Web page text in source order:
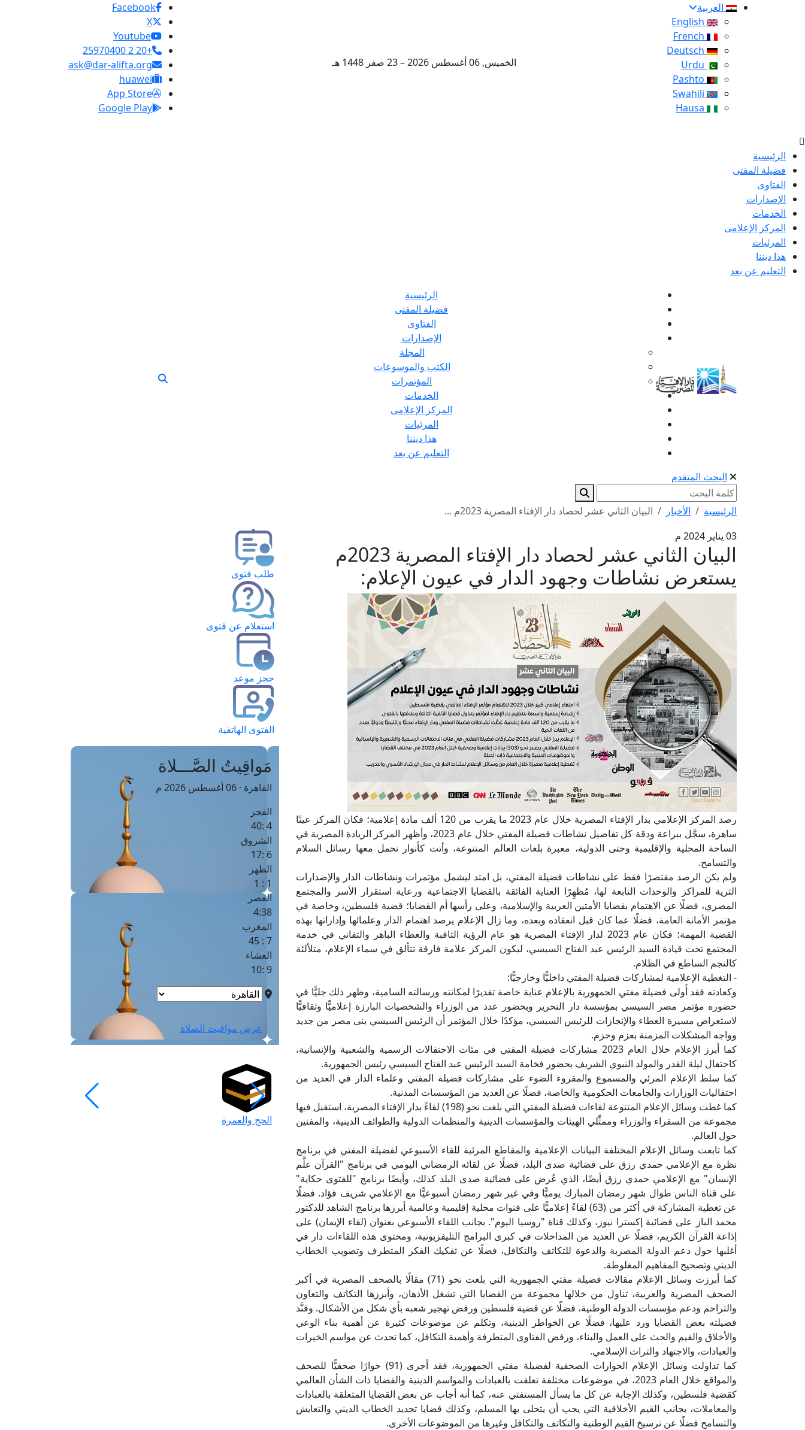
العربية
الخميس, 06 أغسطس 2026 – 23 صفر 1448 هـ
Facebook
X
Youtube
+20 2 25970400
ask@dar-alifta.org
huawei
App Store
Google Play
الرئيسية
فضيلة المفتى
الفتاوى
الإصدارات
الخدمات
المركز الإعلامى
المرئيات
هذا ديننا
التعليم عن بعد
الرئيسية
فضيلة المفتى
الفتاوى
الإصدارات
المجلة
الكتب والموسوعات
المؤتمرات
الخدمات
المركز الإعلامى
المرئيات
هذا ديننا
التعليم عن بعد
البحث المتقدم
الرئيسية الأخبار
البيان الثاني عشر لحصاد دار الإفتاء المصرية 2023م ...
03 يناير 2024 م
البيان الثاني عشر لحصاد دار الإفتاء المصرية 2023م
يستعرض نشاطات وجهود الدار في عيون الإعلام:
رصد المركز الإعلامي بدار الإفتاء المصرية خلال عام 2023 ما يقرب من 120 ألف مادة إعلامية؛ فكان المركز عينًا
ساهرة، سجَّل ببراعة ودقة كل تفاصيل نشاطات فضيلة المفتي خلال عام 2023، وأظهر المركز الريادة المصرية في
الساحة المحلية والإقليمية وحتى الدولية، معبرة بلغات العالم المتنوعة، وأتت كأنوار تحمل معها رسائل السلام
والتسامح.
ولم يكن الرصد مقتصرًا فقط على نشاطات فضيلة المفتي، بل امتد ليشمل مؤتمرات ونشاطات الدار والإصدارات
الثرية للمراكز والوحدات التابعة لها، مُظهِرًا العناية الفائقة بالقضايا الاجتماعية ورعاية استقرار الأسر والمجتمع
المصري، فضلًا عن الاهتمام بقضايا الأمتين العربية والإسلامية، وعلى رأسها أم القضايا؛ قضية فلسطين، وخاصة في
مؤتمر الأمانة العامة، فضلًا عما كان قبل انعقاده وبعده، وما زال الإعلام يرصد اهتمام الدار وعلمائها وإداراتها بهذه
القضية المهمة؛ فكان عام 2023 لدار الإفتاء المصرية هو عام الرؤية الثاقبة والعطاء الباهر والتفاني في خدمة
المجتمع تحت قيادة السيد الرئيس عبد الفتاح السيسي، ليكون المركز علامة فارقة تتألق في سماء الإعلام، متلألئة
كالنجم الساطع في الظلام.
- التغطية الإعلامية لمشاركات فضيلة المفتي داخليًّا وخارجيًّا:
وكعادته فقد أَولى فضيلة مفتي الجمهورية بالإعلام عناية خاصة تقديرًا لمكانته ورسالته السامية، وظهر ذلك جليًّا في
حضوره مؤتمر مصر السيسي بمؤسسة دار التحرير وبحضور عدد من الوزراء والشخصيات البارزة إعلاميًّا وثقافيًّا
لاستعراض مسيرة العطاء والإنجازات للرئيس السيسي، مؤكدًا خلال المؤتمر أن الرئيس السيسي بنى مصر من جديد
وواجه المشكلات المزمنة بعزم وحزم.
كما أبرز الإعلام خلال العام 2023 مشاركات فضيلة المفتي في مئات الاحتفالات الرسمية والشعبية والإنسانية،
كاحتفال ليلة القدر والمولد النبوي الشريف بحضور فخامة السيد الرئيس عبد الفتاح السيسي رئيس الجمهورية.
كما سلط الإعلام المرئي والمسموع والمقروء الضوء على مشاركات فضيلة المفتي وعلماء الدار في العديد من
احتفاليات الوزارات والجامعات الحكومية والخاصة، فضلًا عن العديد من المؤسسات المدنية.
كما غطت وسائل الإعلام المتنوعة لقاءات فضيلة المفتي التي بلغت نحو (198) لقاءً بدار الإفتاء المصرية، استقبل فيها
مجموعة من السفراء والوزراء وممثِّلي الهيئات والمؤسسات الدينية والمنظمات الدولية والطوائف الدينية، والمفتين
حول العالم.
كما تابعت وسائل الإعلام المختلفة البيانات الإعلامية والمقاطع المرئية للقاء الأسبوعي لفضيلة المفتي في برنامج
نظرة مع الإعلامي حمدي رزق على فضائية صدى البلد، فضلًا عن لقائه الرمضاني اليومي في برنامج "القرآن علَّم
الإنسان" مع الإعلامي حمدي رزق أيضًا، الذي عُرض على فضائية صدى البلد كذلك، وأيضًا برنامج "للفتوى حكاية"
على قناة الناس طوال شهر رمضان المبارك يوميًّا وفي غير شهر رمضان أسبوعيًّا مع الإعلامي شريف فؤاد. فضلًا
عن تغطية المشاركة في أكثر من (63) لقاءً إعلاميًّا على قنوات محلية إقليمية وعالمية أبرزها برنامج الشاهد للدكتور
محمد الباز على فضائية إكسترا نيوز، وكذلك قناة "روسيا اليوم". بجانب اللقاء الأسبوعي بعنوان (لقاء الإيمان) على
إذاعة القرآن الكريم، فضلًا عن العديد من المداخلات في كبرى البرامج التليفزيونية، ومحتوى هذه اللقاءات دار في
أغلبها حول دعم الدولة المصرية والدعوة للتكاتف والتكافل، فضلًا عن تفكيك الفكر المتطرف وتصويب الخطاب
الديني وتصحيح المفاهيم المغلوطة.
كما أبرزت وسائل الإعلام مقالات فضيلة مفتي الجمهورية التي بلغت نحو (71) مقالًا بالصحف المصرية في أكبر
الصحف المصرية والعربية، تناول من خلالها مجموعة من القضايا التي تشغل الأذهان، وأبرزها التكاتف والتعاون
والتراحم ودعم مؤسسات الدولة الوطنية، فضلًا عن قضية فلسطين ورفض تهجير شعبه بأي شكل من الأشكال. وفنَّد
فضيلته بعض القضايا ورد عليها، فضلًا عن الخواطر الدينية، وتكلم عن موضوعات كثيرة عن أهمية بناء الوعي
والأخلاق والقيم والحث على العمل والبناء، ورفض الفتاوى المتطرفة وأهمية التكافل، كما تحدث عن مواسم الخيرات
والعبادات، والاجتهاد والتراث الإسلامي.
كما تداولت وسائل الإعلام الحوارات الصحفية لفضيلة مفتي الجمهورية، فقد أجرى (91) حوارًا صحفيًّا للصحف
والمواقع خلال العام 2023، في موضوعات مختلفة تعلقت بالعبادات والمواسم الدينية والقضايا ذات الشأن العالمي
كقضية فلسطين، وكذلك الإجابة عن كل ما يسأل المستفتي عنه، كما أنه أجاب عن بعض القضايا المتعلقة بالعبادات
والمعاملات، بجانب القيم الأخلاقية التي يجب أن يتحلى بها المسلم، وكذلك قضايا تجديد الخطاب الديني والتعايش
والتسامح فضلًا عن ترسيخ القيم الوطنية والتكاتف والتكافل وغيرها من الموضوعات الأخرى.
طلب فتوى
استعلام عن فتوى
حجز موعد
الفتوى الهاتفية
مَواقِيتُ الصَّـــلاة
القاهرة · 06 أغسطس 2026 م
الفجر
4 :40
الشروق
6 :17
الظهر
1 : 1
العصر
4:38
المغرب
7 : 45
العشاء
9 :10
عرض مواقيت الصلاة
الحج والعمرة